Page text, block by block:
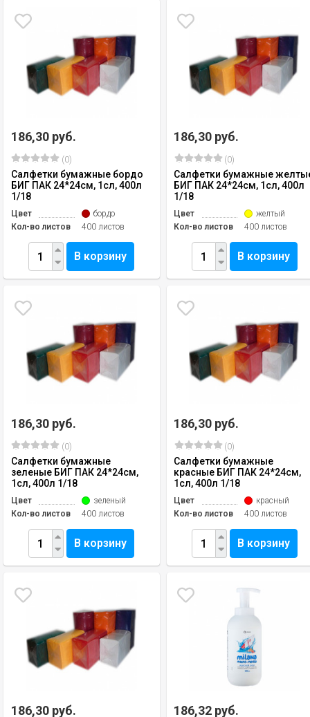
186,30 руб.
(0)
Салфетки бумажные бордо
БИГ ПАК 24*24см, 1сл, 400л
1/18
Цвет
бордо
Кол-во листов
400 листов
В корзину
186,30 руб.
(0)
Салфетки бумажные
БИГ ПАК 24*24см, 1сл, 400л
1/18
Цвет
желтый
Кол-во листов
400 листов
В корзину
186,30 руб.
(0)
Салфетки бумажные
зеленые БИГ ПАК 24*24см,
1сл, 400л 1/18
Цвет
зеленый
Кол-во листов
400 листов
В корзину
186,30 руб.
(0)
Салфетки бумажные
красные БИГ ПАК 24*24см,
1сл, 400л 1/18
Цвет
красный
Кол-во листов
400 листов
В корзину
186,30 руб. 186,32 руб.